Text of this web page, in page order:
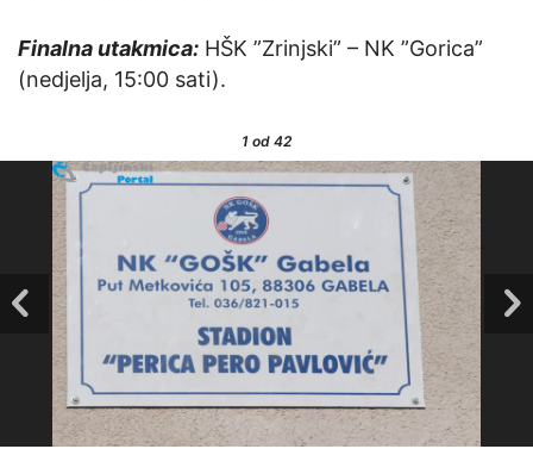
Finalna utakmica: HŠK ”Zrinjski” – NK ”Gorica”
(nedjelja, 15:00 sati).
1 od 42